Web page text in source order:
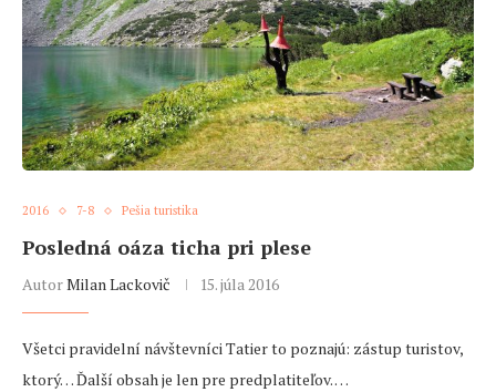
2016 7-8 Pešia turistika
Posledná oáza ticha pri plese
AutorMilan Lackovič 15. júla 2016
Všetci pravidelní návštevníci Tatier to poznajú: zástup turistov,
ktorý… Ďalší obsah je len pre predplatiteľov. …